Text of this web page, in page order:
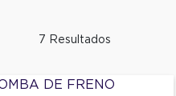
7 Resultados